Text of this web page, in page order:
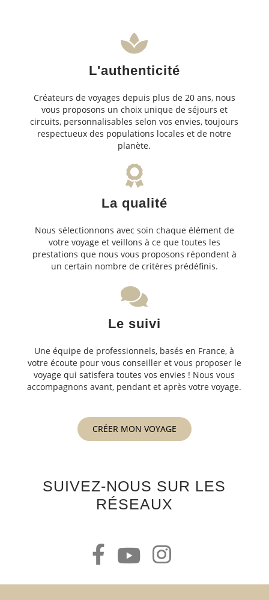
L'authenticité
Créateurs de voyages depuis plus de 20 ans, nous
vous proposons un choix unique de séjours et
circuits, personnalisables selon vos envies, toujours
respectueux des populations locales et de notre
planète.
La qualité
Nous sélectionnons avec soin chaque élément de
votre voyage et veillons à ce que toutes les
prestations que nous vous proposons répondent à
un certain nombre de critères prédéfinis.
Le suivi
Une équipe de professionnels, basés en France, à
votre écoute pour vous conseiller et vous proposer le
voyage qui satisfera toutes vos envies ! Nous vous
accompagnons avant, pendant et après votre voyage.
CRÉER MON VOYAGE
SUIVEZ-NOUS SUR LES
RÉSEAUX